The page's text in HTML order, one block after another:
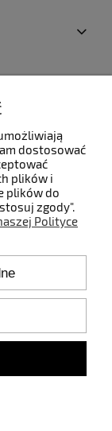
11/184,
dostosować
plików i
plików do
zgody".
Polityce